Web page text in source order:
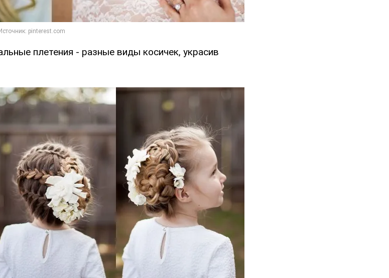
плетения - разные виды косичек, украсив